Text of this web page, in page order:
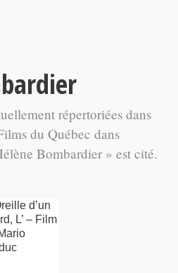
répertoriées dans
du Québec dans
Bombardier » est cité.